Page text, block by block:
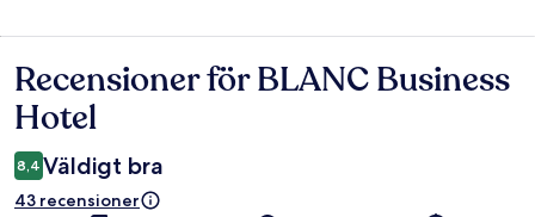
Recensioner
Recensioner för BLANC Business
Hotel
8,4 Väldigt bra
43 recensioner